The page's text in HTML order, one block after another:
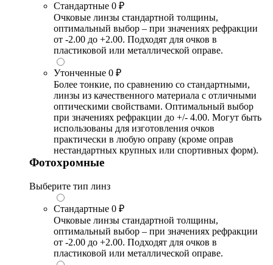
Стандартные 0 ₽
Очковые линзы стандартной толщины,
оптимальный выбор – при значениях рефракции
от -2.00 до +2.00. Подходят для очков в
пластиковой или металлической оправе.
Утонченные 0 ₽
Более тонкие, по сравнению со стандартными,
линзы из качественного материала с отличными
оптическими свойствами. Оптимальный выбор
при значениях рефракции до +/- 4.00. Могут быть
использованы для изготовления очков
практически в любую оправу (кроме оправ
нестандартных крупных или спортивных форм).
Фотохромные
Выберите тип линз
Стандартные 0 ₽
Очковые линзы стандартной толщины,
оптимальный выбор – при значениях рефракции
от -2.00 до +2.00. Подходят для очков в
пластиковой или металлической оправе.